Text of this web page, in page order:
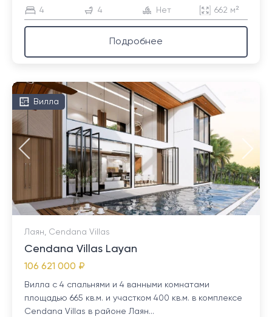
4 4 Нет 662 м²
Подробнее
Вилла
Лаян, Cendana Villas
Cendana Villas Layan
106 621 000 ₽
Вилла с 4 спальнями и 4 ванными комнатами
площадью 665 кв.м. и участком 400 кв.м. в комплексе
Cendana Villas в районе Лаян...